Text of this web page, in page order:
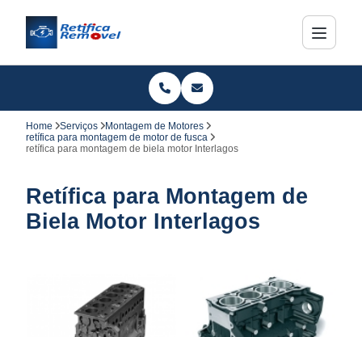
Home Serviços
Montagem de Motores
retífica para montagem de motor de fusca
retífica para montagem de biela motor Interlagos
Retífica para Montagem de
Biela Motor Interlagos